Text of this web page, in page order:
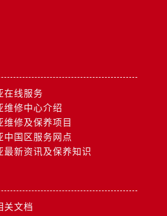
在线服务
维修中心介绍
维修及保养项目
中国区服务网点
最新资讯及保养知识
关文档